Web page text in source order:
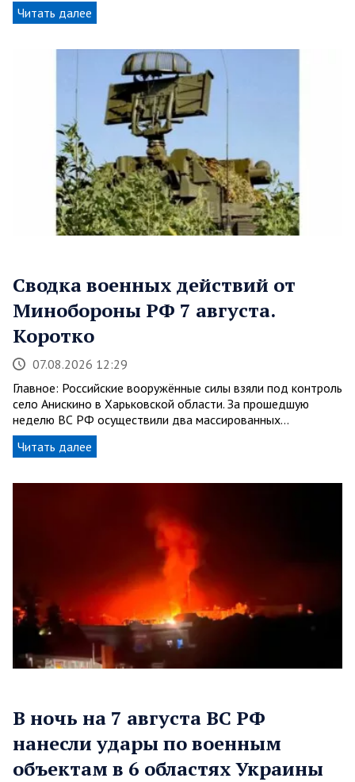
Читать далее
Сводка военных действий от
Минобороны РФ 7 августа.
Коротко
07.08.2026 12:29
Главное: Российские вооружённые силы взяли под контроль
село Анискино в Харьковской области. За прошедшую
неделю ВС РФ осуществили два массированных…
Читать далее
В ночь на 7 августа ВС РФ
нанесли удары по военным
объектам в 6 областях Украины